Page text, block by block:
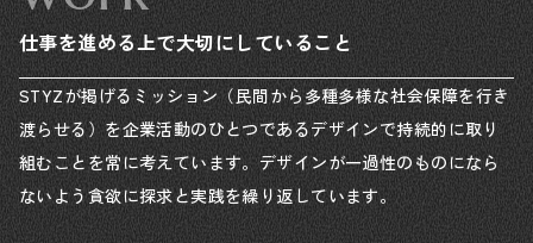
仕事を進める上で大切にしていること
STYZが掲げるミッション（民間から多種多様な社会保障を行き
渡らせる）を企業活動のひとつであるデザインで持続的に取り
組むことを常に考えています。デザインが一過性のものになら
ないよう貪欲に探求と実践を繰り返しています。